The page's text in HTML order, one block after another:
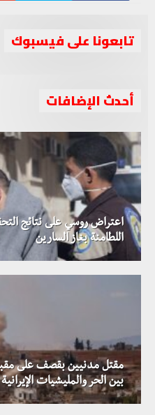
تابعونا على فيسبوك
أحدث الإضافات
اعتراض روسي على نتائج
اللطامنة بغاز السارين
مقتل مدنيين بقصف على
بين الحر والمليشيات الإيرانية